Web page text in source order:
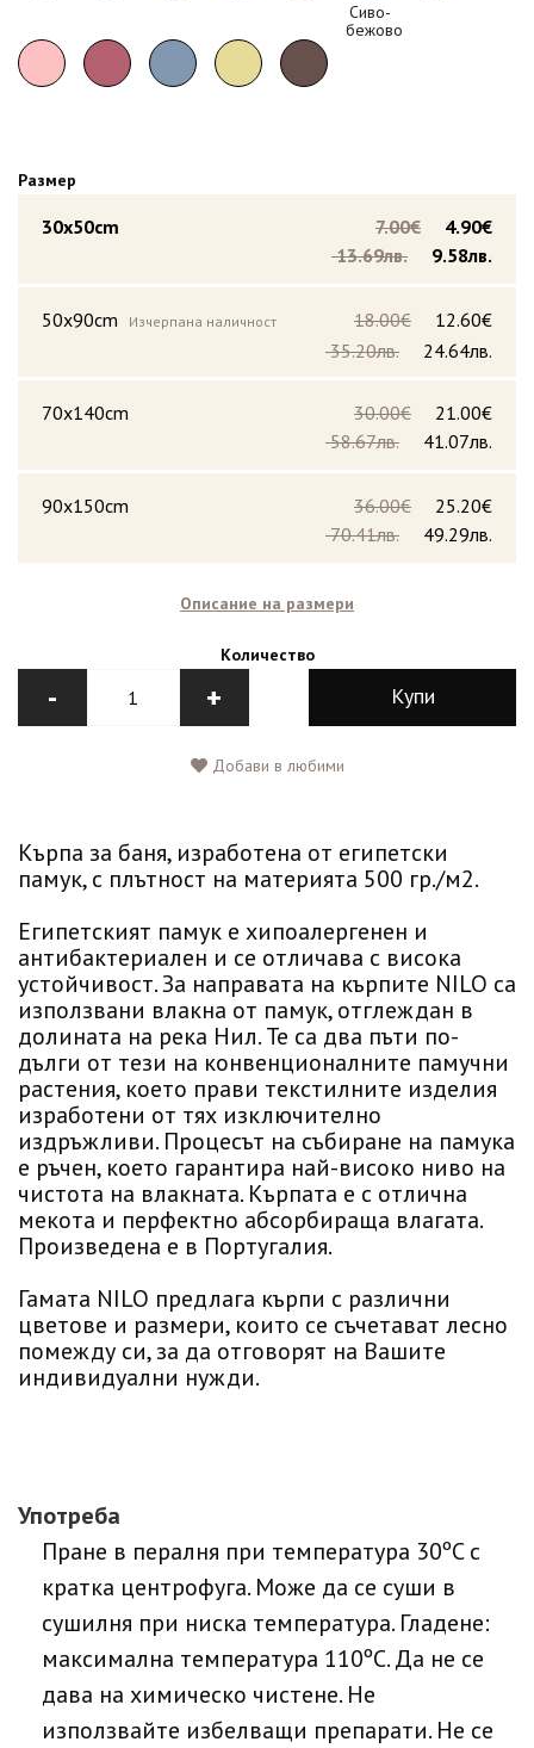
Сиво-
бежово
Размер
30x50cm 4.90€
7.00€
9.58лв.
13.69лв.
50x90cm Изчерпана наличност 12.60€
18.00€
24.64лв.
35.20лв.
70x140cm 21.00€
30.00€
41.07лв.
58.67лв.
90x150cm 25.20€
36.00€
49.29лв.
70.41лв.
Описание на размери
Количество
- + Купи
Добави в любими
Кърпа за баня, изработена от египетски
памук, с плътност на материята 500 гр./м2.
Египетският памук е хипоалергенен и
антибактериален и се отличава с висока
устойчивост. За направата на кърпите NILO са
използвани влакна от памук, отглеждан в
долината на река Нил. Те са два пъти по-
дълги от тези на конвенционалните памучни
растения, което прави текстилните изделия
изработени от тях изключително
издръжливи. Процесът на събиране на памука
е ръчен, което гарантира най-високо ниво на
чистота на влакната. Кърпата е с отлична
мекота и перфектно абсорбираща влагата.
Произведена е в Португалия.
Гамата NILO предлага кърпи с различни
цветове и размери, които се съчетават лесно
помежду си, за да отговорят на Вашите
индивидуални нужди.
Употреба
Пране в пералня при температура 30ºC с
кратка центрофуга. Може да се суши в
сушилня при ниска температура. Гладене:
максимална температура 110ºC. Да не се
дава на химическо чистене. Не
използвайте избелващи препарати. Не се